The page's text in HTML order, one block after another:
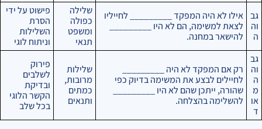
גב
וה
ה
אילו לא היה המפקד _________ לחייליו
לצאת למשימה, הם לא היו _________
להישאר במחנה.
שלילה
כפולה
ומשפט
תנאי
פישוט על ידי
הסרת
השלילות
וניתוח לוגי
גב
וה
ה
מ
או
ד
רק אם המפקד לא היה _________
לחיילים לבצע את המשימה בדיוק כפי
שהורה, ייתכן שהם לא היו _________
להשלימה בהצלחה.
שלילות
מרובות,
כמתים
ותנאים
פירוק
לשלבים
ובדיקת
הקשר הלוגי
בכל שלב